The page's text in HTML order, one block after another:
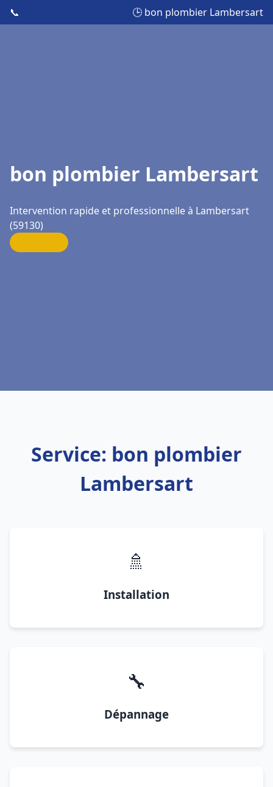
📞 🕒 bon plombier Lambersart
bon plombier Lambersart
Intervention rapide et professionnelle à Lambersart
(59130)
Service: bon plombier
Lambersart
🚿
Installation
🔧
Dépannage